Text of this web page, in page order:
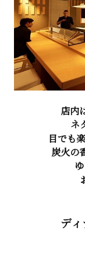
店内
ネ
目でも
炭火の
デ